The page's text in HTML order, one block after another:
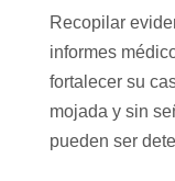
Recopilar
informes
fortalecer su
mojada y sin
pueden ser